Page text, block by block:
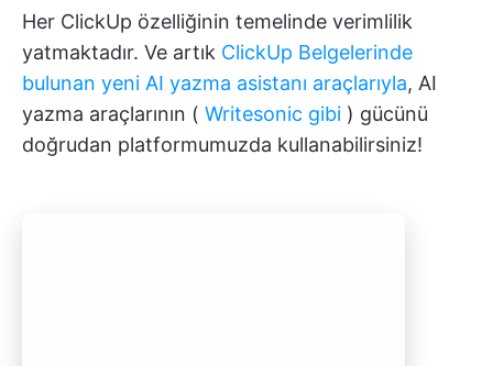
Her ClickUp özelliğinin temelinde verimlilik
yatmaktadır. Ve artık ClickUp Belgelerinde
bulunan yeni AI yazma asistanı araçlarıyla, AI
yazma araçlarının ( Writesonic gibi ) gücünü
doğrudan platformumuzda kullanabilirsiniz!